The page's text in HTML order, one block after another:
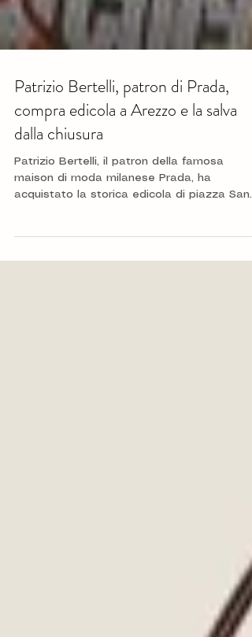
Patrizio Bertelli, patron di Prada,
compra edicola a Arezzo e la salva
dalla chiusura
Patrizio Bertelli, il patron della famosa
maison di moda milanese Prada, ha
Jacopo fulcro...